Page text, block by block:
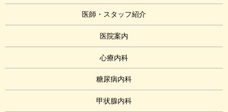
医師・スタッフ紹介
医院案内
心療内科
糖尿病内科
甲状腺内科